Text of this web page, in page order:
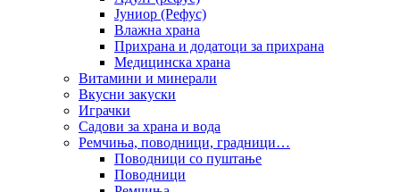
Јуниор (Рефус)
Влажна храна
Прихрана и додатоци за прихрана
Медицинска храна
Витамини и минерали
Вкусни закуски
Играчки
Садови за храна и вода
Ремчиња, поводници, градници…
Поводници со пуштање
Поводници